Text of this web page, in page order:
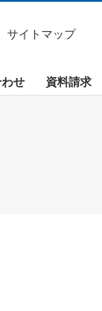
サイトマップ
せ 資料請求